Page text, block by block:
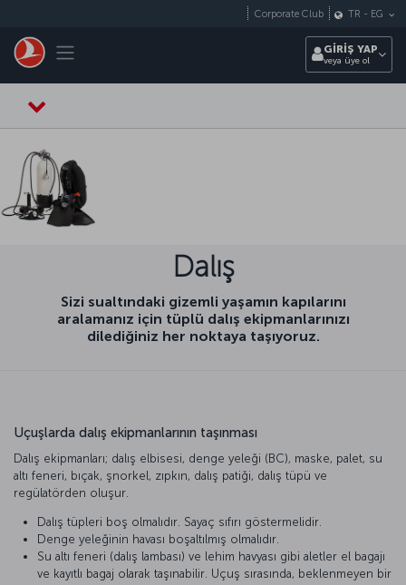
Toggle navigation
Corporate Club TR - EG
GİRİŞ YAP
veya üye ol
Dalış
Sizi sualtındaki gizemli yaşamın kapılarını
aralamanız için tüplü dalış ekipmanlarınızı
dilediğiniz her noktaya taşıyoruz.
Uçuşlarda dalış ekipmanlarının taşınması
Dalış ekipmanları; dalış elbisesi, denge yeleği (BC), maske, palet, su
altı feneri, bıçak, şnorkel, zıpkın, dalış patiği, dalış tüpü ve
regülatörden oluşur.
Dalış tüpleri boş olmalıdır. Sayaç sıfırı göstermelidir.
Denge yeleğinin havası boşaltılmış olmalıdır.
Su altı feneri (dalış lambası) ve lehim havyası gibi aletler el bagajı
ve kayıtlı bagaj olarak taşınabilir. Uçuş sırasında, beklenmeyen bir